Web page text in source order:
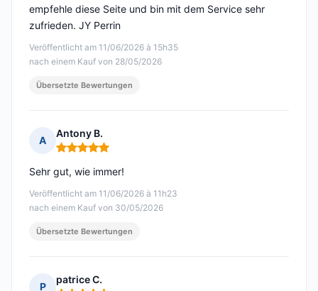
Veröffentlicht am 11/06/2026 à 15h35
nach einem Kauf von 28/05/2026
empfehle diese Seite und bin mit dem Service sehr
zufrieden. JY Perrin
Übersetzte Bewertungen
A
Antony B.
Hinweis: 5 von 5
Veröffentlicht am 11/06/2026 à 11h23
nach einem Kauf von 30/05/2026
Sehr gut, wie immer!
Übersetzte Bewertungen
P
patrice C.